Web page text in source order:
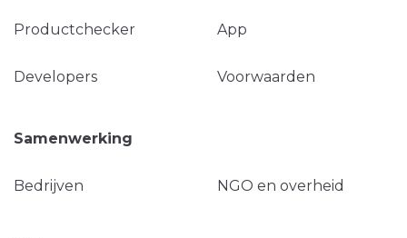
Productchecker App
Developers Voorwaarden
Samenwerking
Bedrijven NGO en overheid